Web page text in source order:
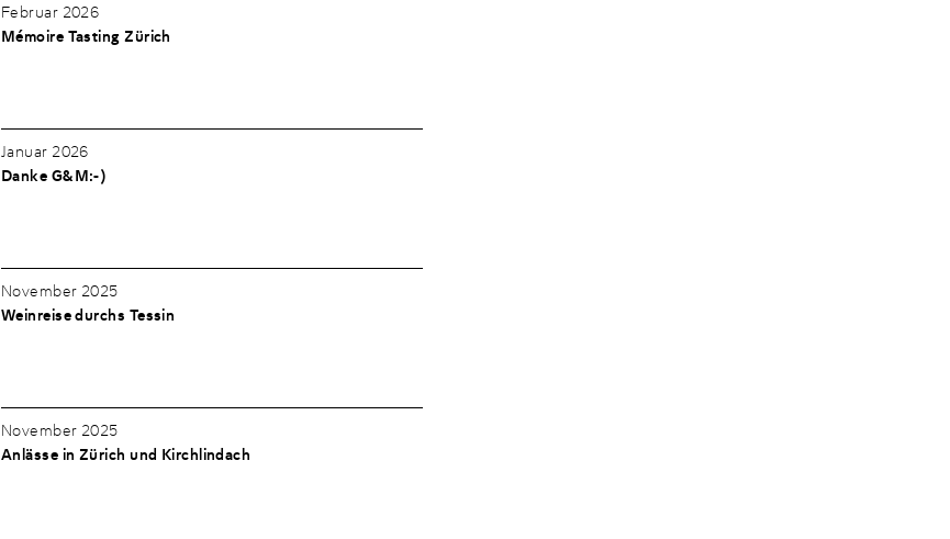
Februar 2026
Mémoire Tasting Zürich
Januar 2026
Danke G&M:-)
November 2025
Weinreise durchs Tessin
November 2025
Anlässe in Zürich und Kirchlindach